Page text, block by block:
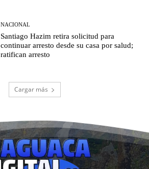
NACIONAL
Santiago Hazim retira solicitud para
continuar arresto desde su casa por salud;
ratifican arresto
Cargar más